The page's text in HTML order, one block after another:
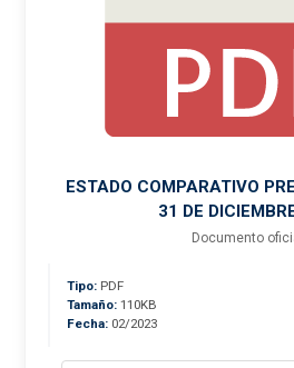
ESTADO COMPARATIVO
31 DE
Documento
Tipo: PDF
Tamaño: 110KB
Fecha: 02/2023